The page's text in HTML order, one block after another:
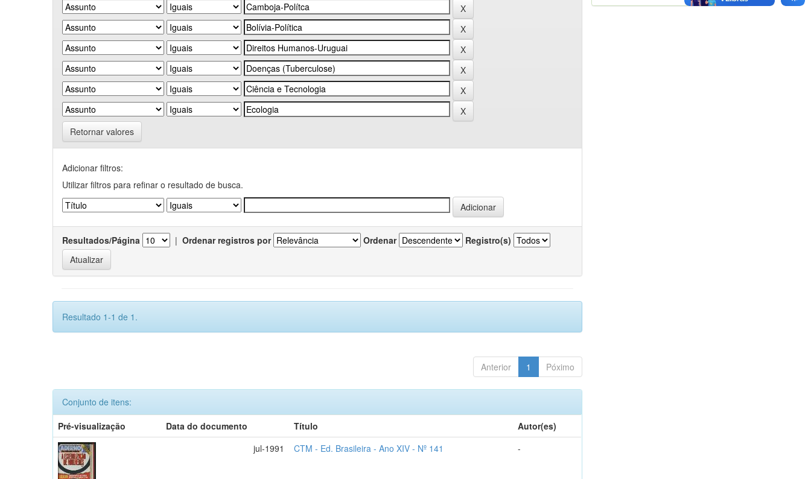
Retornar valores
Adicionar filtros:
Utilizar filtros para refinar o resultado de busca.
Resultados/Página | Ordenar registros por Ordenar Registro(s)
Resultado 1-1 de 1.
Anterior 1 Póximo
Conjunto de itens:
Pré-visualização
Data do documento Título
Autor(es)
jul-1991
CTM - Ed. Brasileira - Ano XIV - Nº 141 -